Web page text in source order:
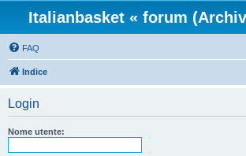
Italianbasket « forum
FAQ
Indice
Login
Nome utente: